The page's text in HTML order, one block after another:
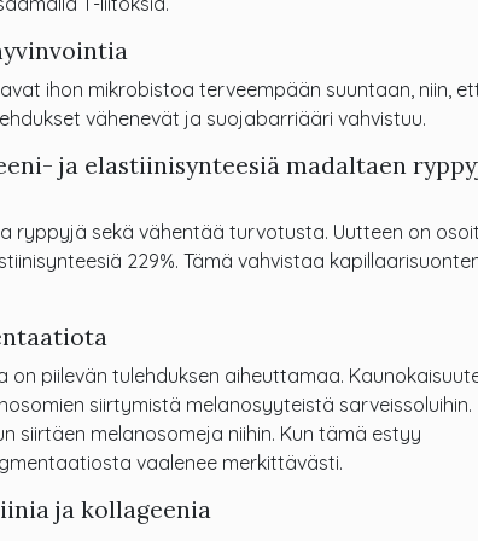
ihon mikrobistoa terveempään suuntaan, niin,
vähenevät ja suojabarriääri vahvistuu.
ja elastiinisynteesiä madaltaen
ryppyjä sekä vähentää turvotusta. Uutteen on
229%. Tämä vahvistaa
piilevän tulehduksen aiheuttamaa.
siirtymistä melanosyyteistä sarveissoluihin.
siirtäen melanosomeja niihin. Kun tämä estyy
vaalenee merkittävästi.
ja kollageenia